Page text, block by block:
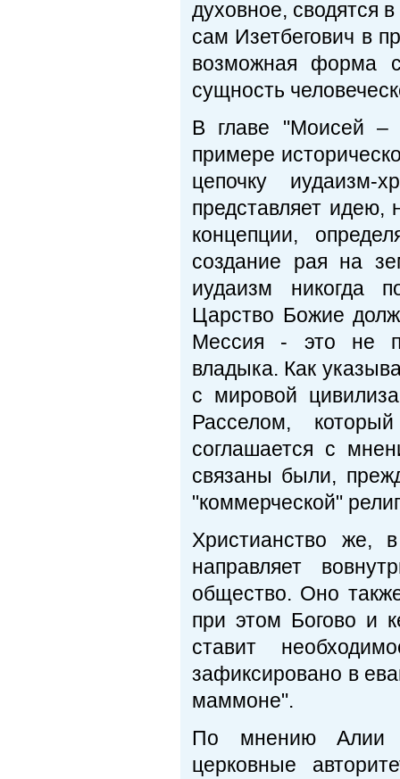
духовное, сводятся
сам Изетбегович в
возможная форма
сущность
В главе "Моисей –
примере
цепочку иудаизм-
представляет
концепции,
создание рая на
иудаизм никогда
Царство Божие
Мессия - это не
владыка. Как
с мировой
Расселом,
соглашается с
связаны были,
"коммерческой"
Христианство же,
направляет
общество. Оно
при этом Богово и
ставит
зафиксировано в
маммоне".
По мнению Алии
церковные